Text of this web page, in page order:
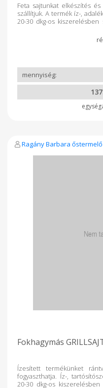
Feta sajtunkat elkészítés
szállítjuk. A termék íz-,
20-30 dkg-os
Ragány Barbara őstermelő
Fokhagymás
Ízesített termékünket
fogyaszthatja. Íz-,
20-30 dkg-os